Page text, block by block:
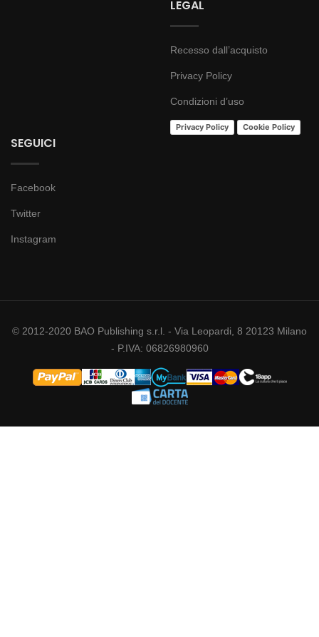
LEGAL
Recesso dall’acquisto
Privacy Policy
Condizioni d’uso
Privacy Policy Cookie Policy
SEGUICI
Facebook
Twitter
Instagram
© 2012-2020 BAO Publishing s.r.l. - Via Leopardi, 8 20123 Milano
- P.IVA: 06826980960